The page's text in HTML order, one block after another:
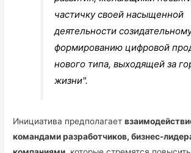
частичку своей насыщенной
деятельности
формированию цифровой
нового типа, выходящей за
жизни".
Инициатива предполагает
командами разработчиков, бизнес-